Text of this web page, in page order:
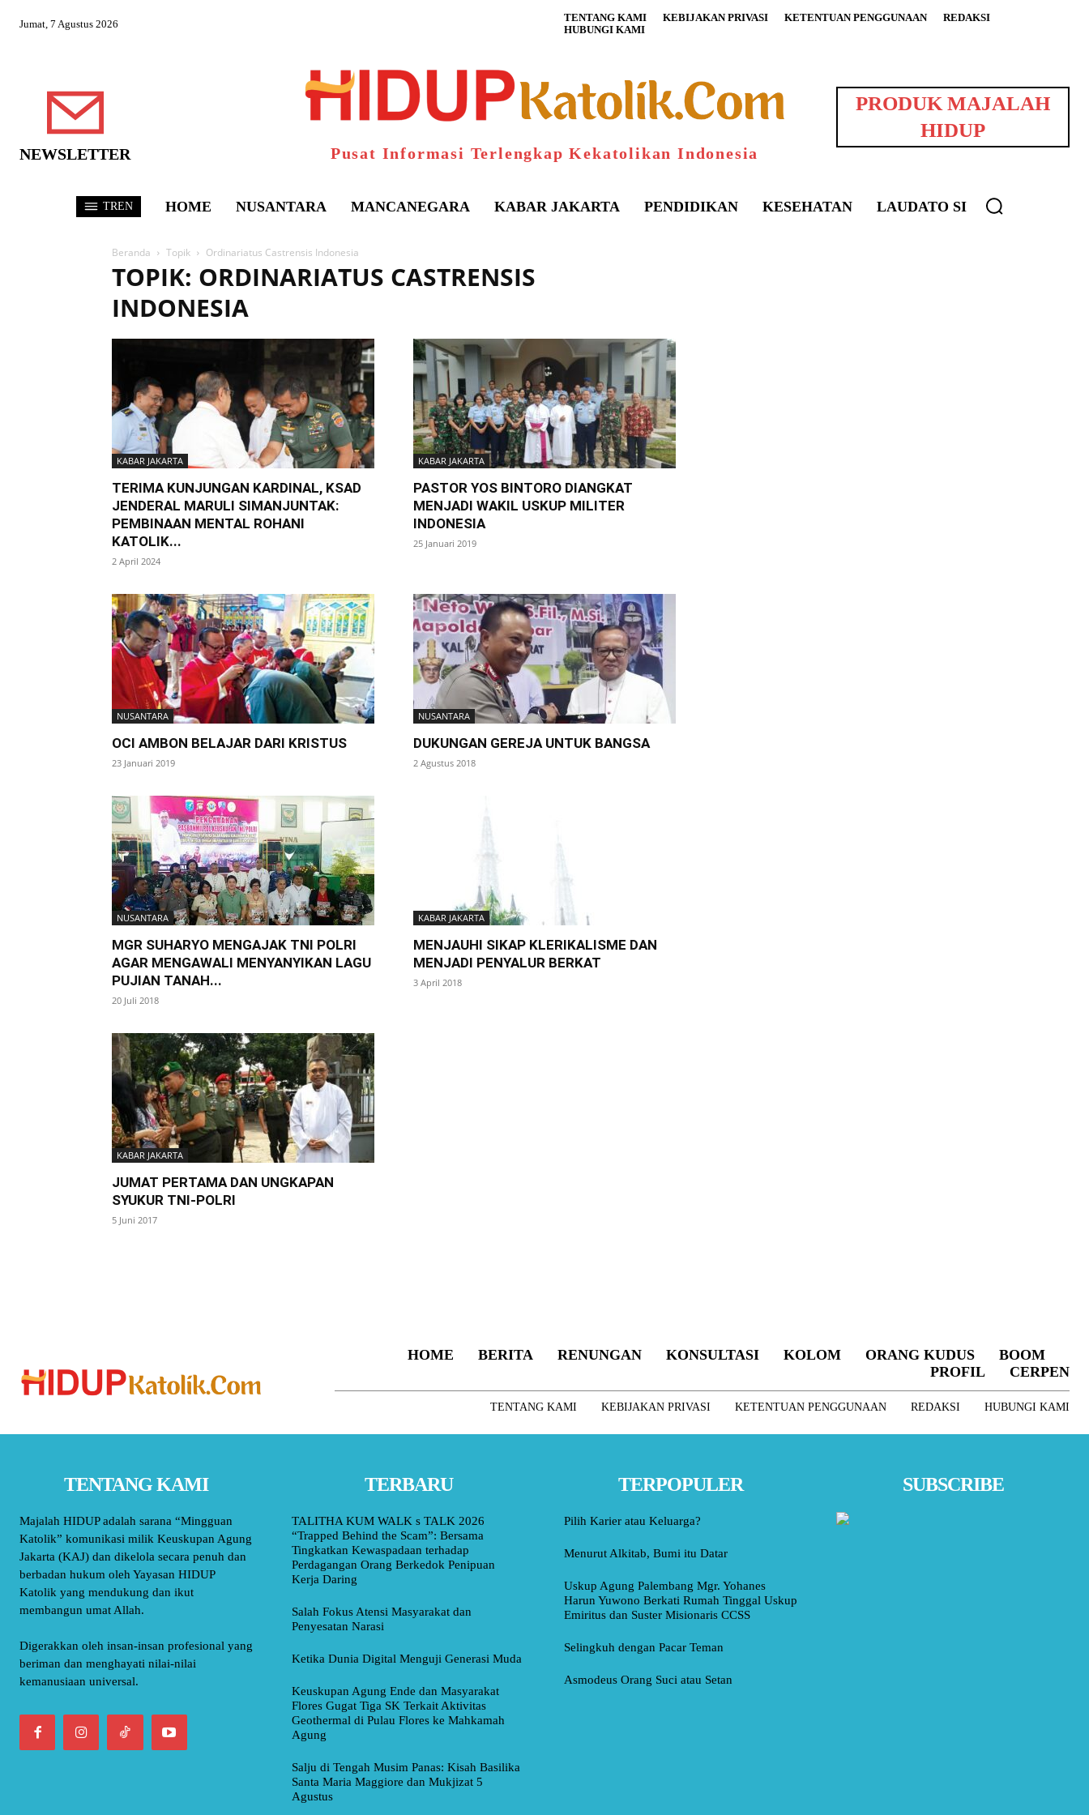
Jumat, 7 Agustus 2026 TENTANG KAMI KEBIJAKAN PRIVASI KETENTUAN PENGGUNAAN
REDAKSI
HUBUNGI KAMI
NEWSLETTER Pusat Informasi Terlengkap Kekatolikan Indonesia
PRODUK MAJALAH
HIDUP
TREN HOME NUSANTARA MANCANEGARA KABAR JAKARTA PENDIDIKAN KESEHATAN LAUDATO SI
Beranda Topik Ordinariatus Castrensis Indonesia
TOPIK: ORDINARIATUS CASTRENSIS
INDONESIA
KABAR JAKARTA
TERIMA KUNJUNGAN KARDINAL, KSAD
JENDERAL MARULI SIMANJUNTAK:
PEMBINAAN MENTAL ROHANI
KATOLIK...
2 April 2024
KABAR JAKARTA
PASTOR YOS BINTORO DIANGKAT
MENJADI WAKIL USKUP MILITER
INDONESIA
25 Januari 2019
NUSANTARA
OCI AMBON BELAJAR DARI KRISTUS
23 Januari 2019
NUSANTARA
DUKUNGAN GEREJA UNTUK BANGSA
2 Agustus 2018
NUSANTARA
MGR SUHARYO MENGAJAK TNI POLRI
AGAR MENGAWALI MENYANYIKAN LAGU
PUJIAN TANAH...
20 Juli 2018
KABAR JAKARTA
MENJAUHI SIKAP KLERIKALISME DAN
MENJADI PENYALUR BERKAT
3 April 2018
KABAR JAKARTA
JUMAT PERTAMA DAN UNGKAPAN
SYUKUR TNI-POLRI
5 Juni 2017
HOME BERITA RENUNGAN KONSULTASI KOLOM ORANG KUDUS
BOOM
PROFIL
CERPEN
TENTANG KAMI KEBIJAKAN PRIVASI KETENTUAN PENGGUNAAN REDAKSI HUBUNGI KAMI
TENTANG KAMI
Majalah HIDUP adalah sarana “Mingguan
Katolik” komunikasi milik Keuskupan Agung
Jakarta (KAJ) dan dikelola secara penuh dan
berbadan hukum oleh Yayasan HIDUP
Katolik yang mendukung dan ikut
membangun umat Allah.
Digerakkan oleh insan-insan profesional yang
beriman dan menghayati nilai-nilai
kemanusiaan universal.
TERBARU
TALITHA KUM WALK s TALK 2026
“Trapped Behind the Scam”: Bersama
Tingkatkan Kewaspadaan terhadap
Perdagangan Orang Berkedok Penipuan
Kerja Daring
Salah Fokus Atensi Masyarakat dan
Penyesatan Narasi
Ketika Dunia Digital Menguji Generasi Muda
Keuskupan Agung Ende dan Masyarakat
Flores Gugat Tiga SK Terkait Aktivitas
Geothermal di Pulau Flores ke Mahkamah
Agung
Salju di Tengah Musim Panas: Kisah Basilika
Santa Maria Maggiore dan Mukjizat 5
Agustus
TERPOPULER
Pilih Karier atau Keluarga?
Menurut Alkitab, Bumi itu Datar
Uskup Agung Palembang Mgr. Yohanes
Harun Yuwono Berkati Rumah Tinggal Uskup
Emiritus dan Suster Misionaris CCSS
Selingkuh dengan Pacar Teman
Asmodeus Orang Suci atau Setan
SUBSCRIBE